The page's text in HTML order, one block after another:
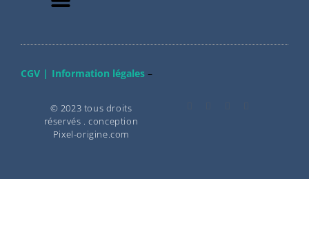
CGV | Information légales–
© 2023 tous droits
réservés . conception
Pixel-origine.com